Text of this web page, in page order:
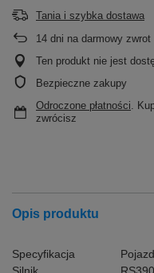
Tania i szybka dostawa
14 dni na darmowy zwrot
Ten produkt nie jest
Bezpieczne zakupy
Odroczone płatności.
zwrócisz
Opis produktu
Specyfikacja